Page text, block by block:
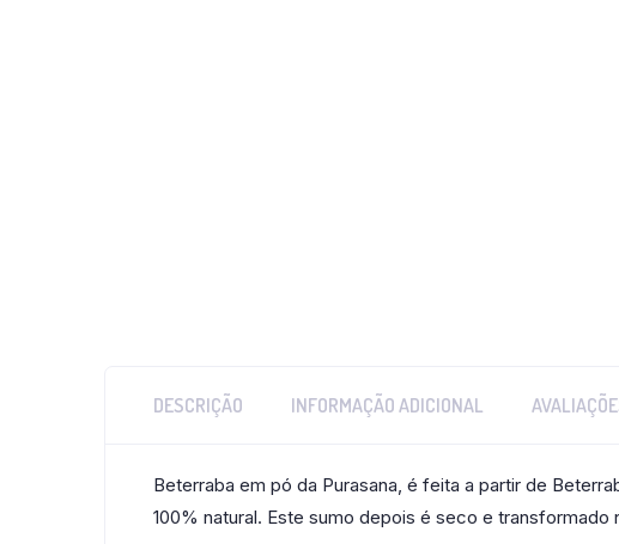
DESCRIÇÃO INFORMAÇÃO ADICIONAL
Beterraba em pó da Purasana, é feita a partir de
100% natural. Este sumo depois é seco e